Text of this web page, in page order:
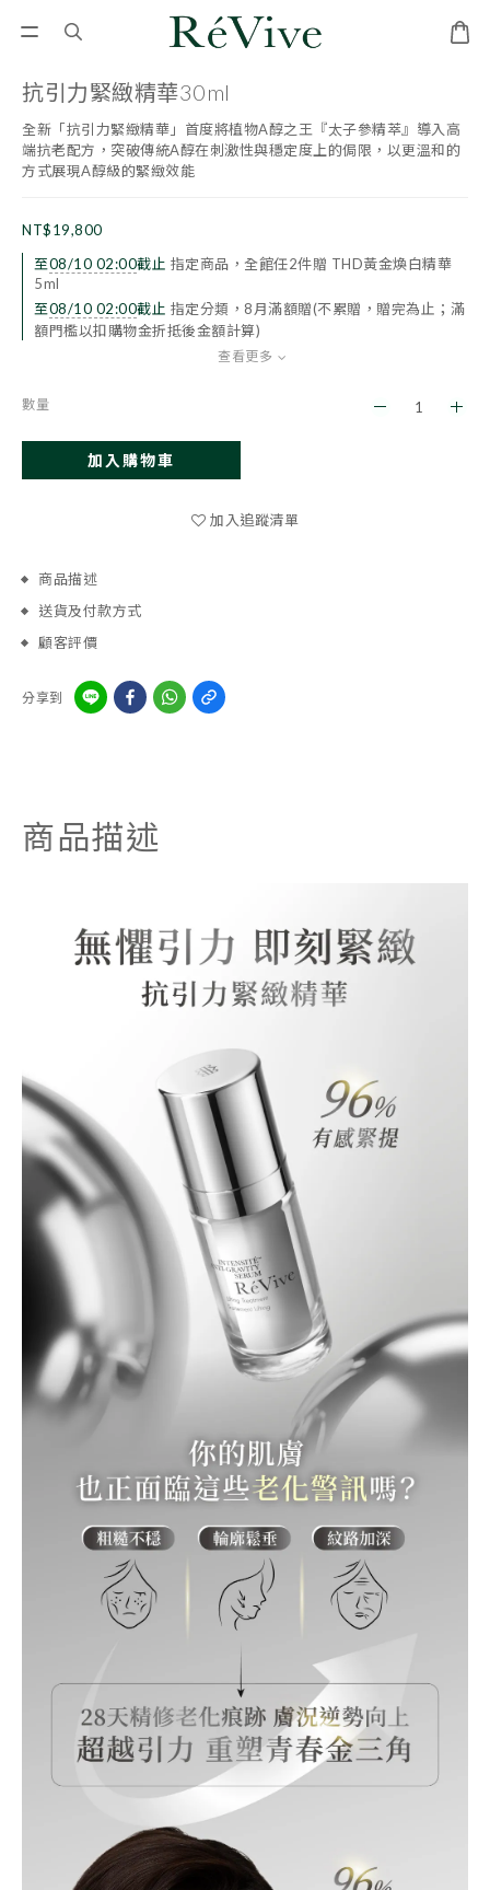
抗引力緊緻精華30ml
全新「抗引力緊緻精華」首度將植物A醇之王『太子參精萃』導入高
端抗老配方，突破傳統A醇在刺激性與穩定度上的侷限，以更溫和的
方式展現A醇級的緊緻效能
NT$19,800
至08/10 02:00截止 指定商品，全館任2件贈 THD黃金煥白精華
5ml
至08/10 02:00截止 指定分類，8月滿額贈(不累贈，贈完為止；滿
額門檻以扣購物金折抵後金額計算)
查看更多
數量
加入購物車
加入追蹤清單
商品描述
送貨及付款方式
顧客評價
分享到
商品描述